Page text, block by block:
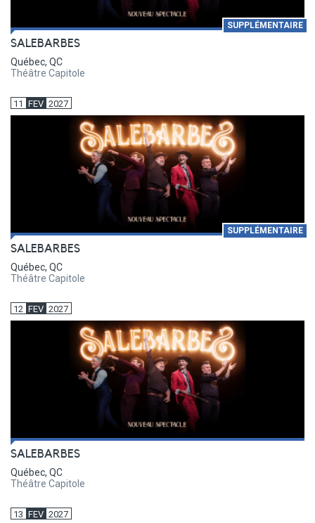
SUPPLÉMENTAIRE
SALEBARBES
Québec, QC
Théâtre Capitole
11 FEV 2027
SUPPLÉMENTAIRE
SALEBARBES
Québec, QC
Théâtre Capitole
12 FEV 2027
SALEBARBES
Québec, QC
Théâtre Capitole
13 FEV 2027